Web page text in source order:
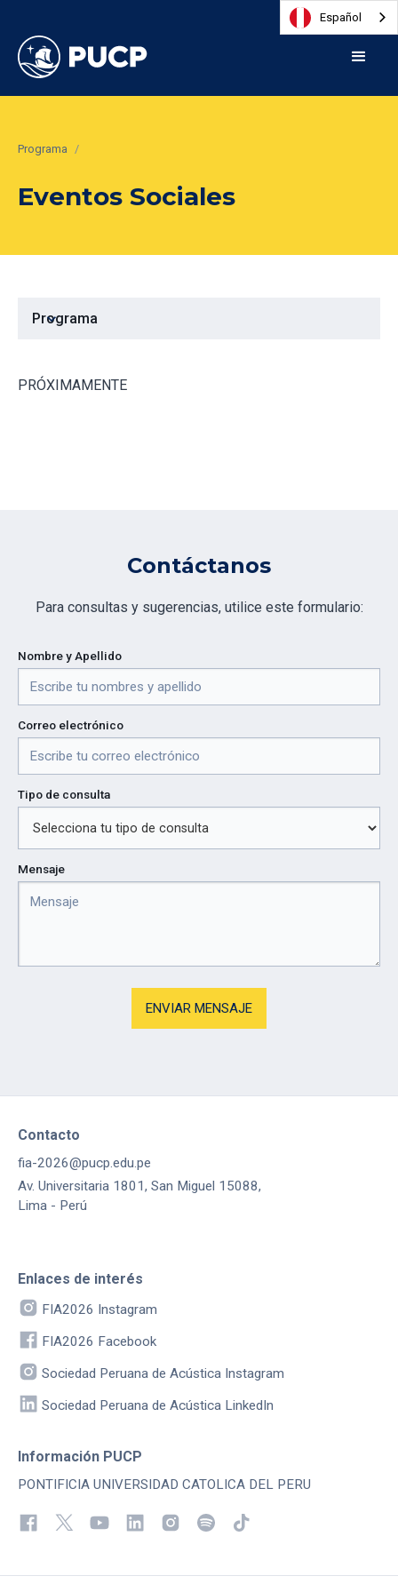
Programa /
Eventos Sociales
PRÓXIMAMENTE
Programa
expand_more
Contáctanos
Para consultas y sugerencias, utilice este formulario:
Nombre y Apellido
Correo electrónico
Tipo de consulta
Mensaje
Contacto
fia-2026@pucp.edu.pe
Av. Universitaria 1801, San Miguel 15088,
Lima - Perú
Enlaces de interés
FIA2026 Instagram
FIA2026 Facebook
Sociedad Peruana de Acústica Instagram
Sociedad Peruana de Acústica LinkedIn
Información PUCP
PONTIFICIA UNIVERSIDAD CATOLICA DEL PERU
Español